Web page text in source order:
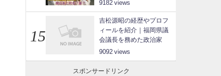
9182
吉松源昭の経歴やプロフ
ィールを紹介｜福岡県議
会議長を務めた政治家
9092
スポンサードリンク